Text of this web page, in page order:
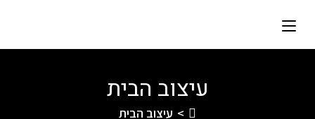
עיצוב הבית
> עיצוב הבית